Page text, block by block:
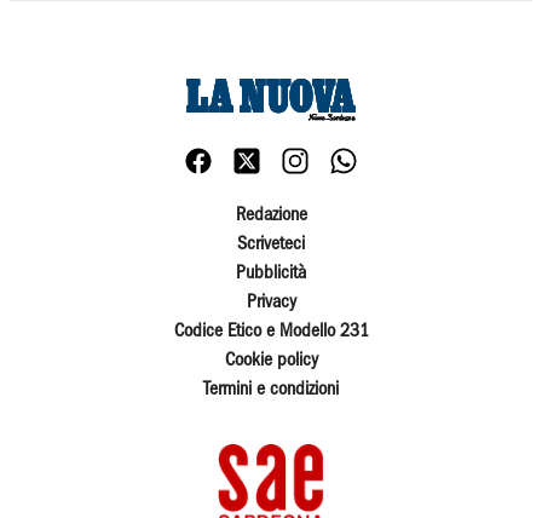
Redazione
Scriveteci
Pubblicità
Privacy
Codice Etico e Modello 231
Cookie policy
Termini e condizioni